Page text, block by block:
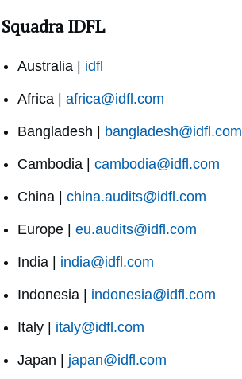
Squadra IDFL
Australia | idfl
Africa | africa@idfl.com
Bangladesh | bangladesh@idfl.com
Cambodia | cambodia@idfl.com
China | china.audits@idfl.com
Europe | eu.audits@idfl.com
India | india@idfl.com
Indonesia | indonesia@idfl.com
Italy | italy@idfl.com
Japan | japan@idfl.com